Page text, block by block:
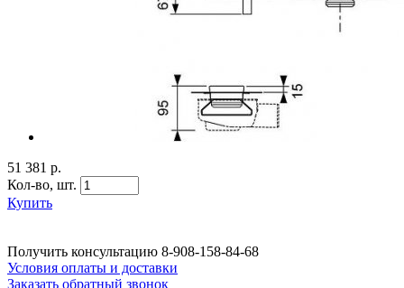
51 381 р.
Кол-во, шт.
Купить
Получить консультацию 8-908-158-84-68
Условия оплаты и доставки
Заказать обратный звонок